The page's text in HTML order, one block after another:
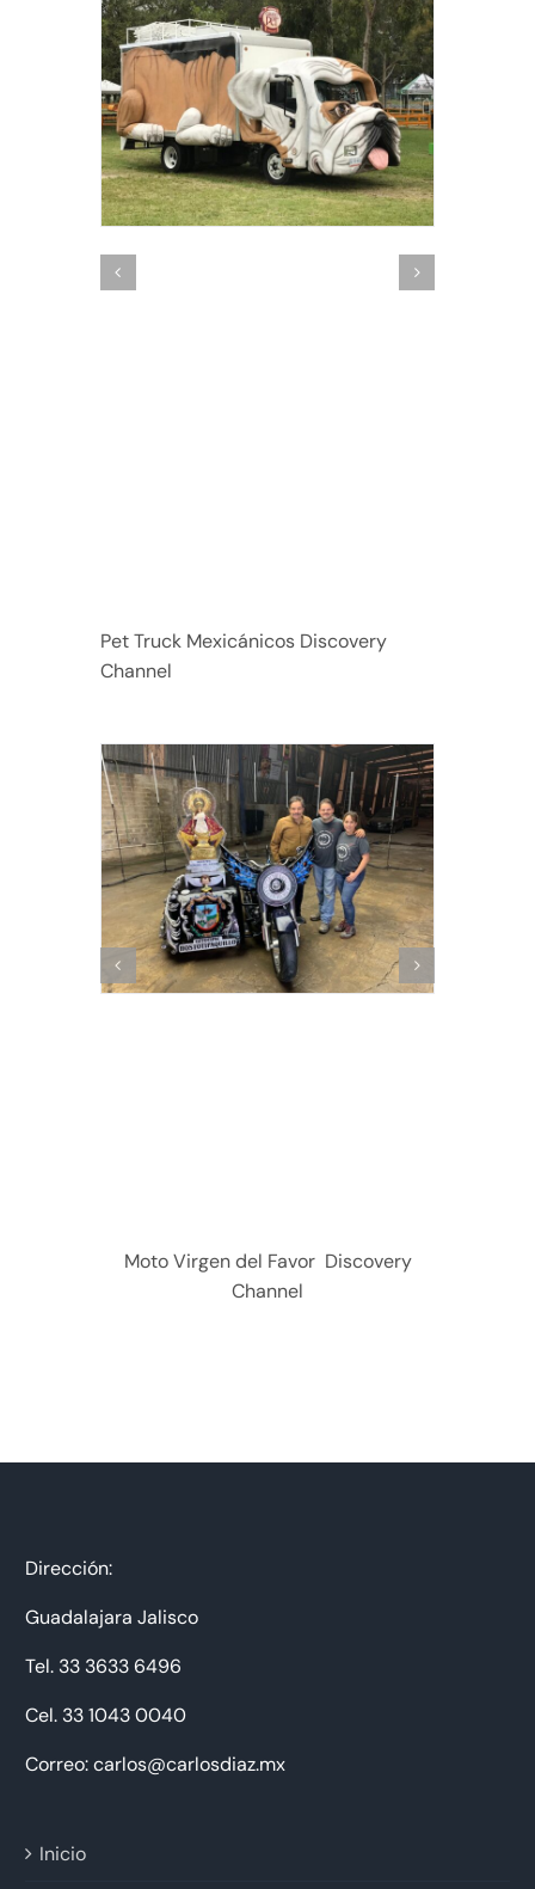
Pet Truck Mexicánicos Discovery
Channel
Moto Virgen del Favor Discovery
Channel
Dirección:
Guadalajara Jalisco
Tel. 33 3633 6496
Cel. 33 1043 0040
Correo: carlos@carlosdiaz.mx
Inicio